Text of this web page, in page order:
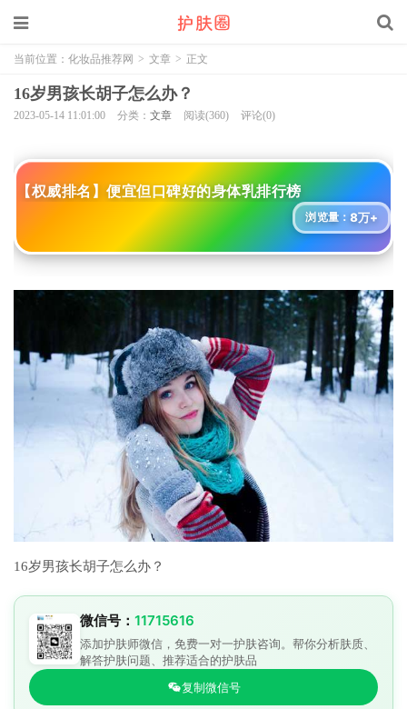
当前位置： 化妆品推荐网 > 文章 > 正文
16岁男孩长胡子怎么办？
2023-05-14 11:01:00 分类： 文章 阅读(360) 评论(0)
【权威排名】便宜但口碑好的身体乳排行榜
浏览量： 8万+
16岁男孩长胡子怎么办？
微信号： 11715616
添加护肤师微信，免费一对一护肤咨询。帮你分析肤质、
解答护肤问题、推荐适合的护肤品
复制微信号